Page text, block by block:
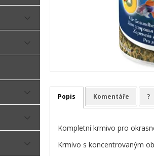
Popis Komentáře ?
Kompletní krmivo pro
Krmivo s koncentrovaným